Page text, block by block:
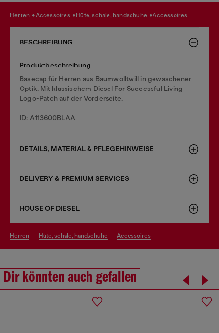
herren accessoires hüte, schale, handschuhe accessoires
BESCHREIBUNG
Produktbeschreibung
Basecap für Herren aus Baumwolltwill in gewaschener
Optik. Mit klassischem Diesel For Successful Living-
Logo-Patch auf der Vorderseite.
ID: A113600BLAA
DETAILS, MATERIAL & PFLEGEHINWEISE
DELIVERY & PREMIUM SERVICES
HOUSE OF DIESEL
herren hüte, schale, handschuhe accessoires
Dir könnten auch gefallen